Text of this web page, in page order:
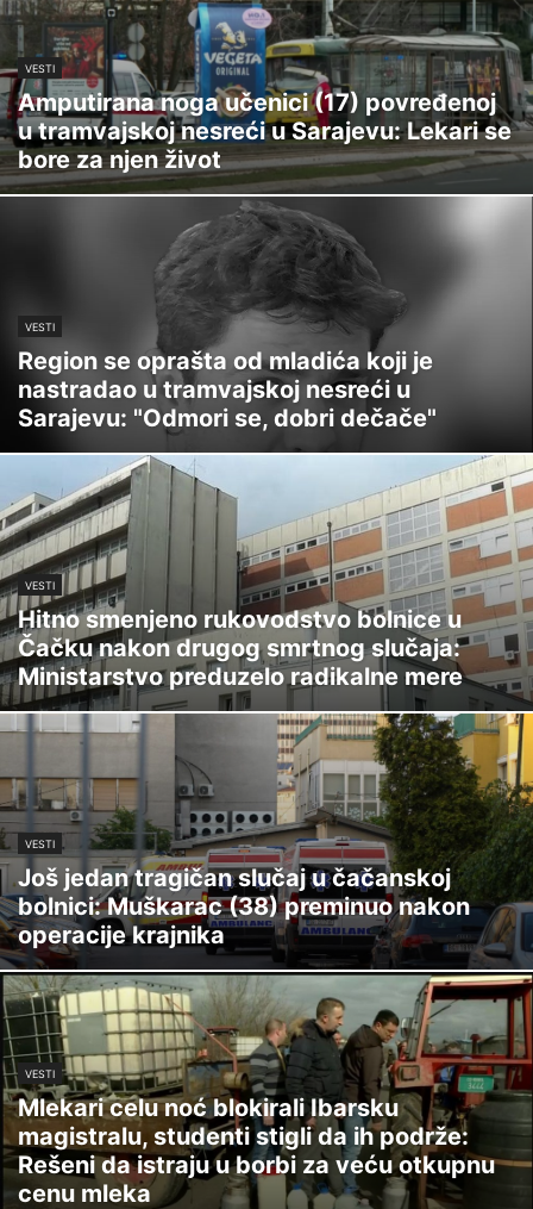
VESTI
Amputirana noga učenici (17) povređenoj
u tramvajskoj nesreći u Sarajevu: Lekari se
bore za njen život
VESTI
Region se oprašta od mladića koji je
nastradao u tramvajskoj nesreći u
Sarajevu: "Odmori se, dobri dečače"
VESTI
Hitno smenjeno rukovodstvo bolnice u
Čačku nakon drugog smrtnog slučaja:
Ministarstvo preduzelo radikalne mere
VESTI
Još jedan tragičan slučaj u čačanskoj
bolnici: Muškarac (38) preminuo nakon
operacije krajnika
VESTI
Mlekari celu noć blokirali Ibarsku
magistralu, studenti stigli da ih podrže:
Rešeni da istraju u borbi za veću otkupnu
cenu mleka